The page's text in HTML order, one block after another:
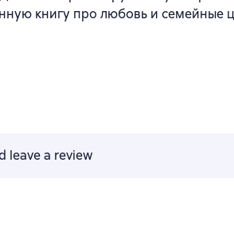
книгу про любовь и семейные
leave a review